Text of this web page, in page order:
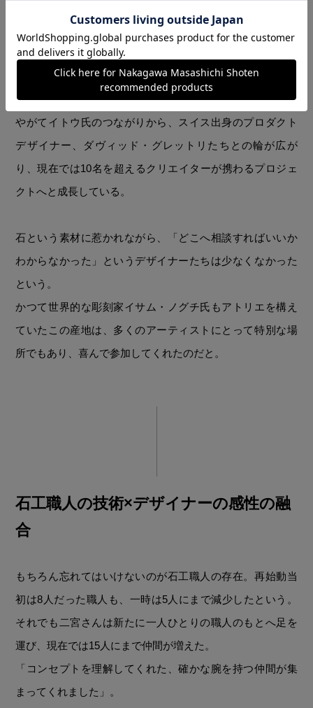
イトウ氏がデザインを手がけた「ROCK END」は、初期から残る
プロダクトのひとつ。
やがてイトウ氏のつながりから、スイス出身のプロダクト
デザイナー、ダヴィッド・グレットリたちとの輪が広が
り、現在では10名を超えるクリエイターが携わるプロジェ
クトへと成長している。
石という素材に惹かれながら、「どこへ相談すればいいか
わからなかった」というデザイナーたちは少なくなかった
という。
かつて世界的な彫刻家イサム・ノグチ氏もアトリエを構え
ていたこの産地は、多くのアーティストにとって特別な場
所でもあり、喜んで参加してくれたのだと。
石工職人の技術×デザイナーの感性の融
合
もちろん忘れてはいけないのが石工職人の存在。再始動当
初は8人だった職人も、一時は5人にまで減少したという。
それでも二宮さんは新たに一人ひとりの職人のもとへ足を
運び、現在では15人にまで仲間が増えた。
「コンセプトを理解してくれた、確かな腕を持つ仲間が集
まってくれました」。